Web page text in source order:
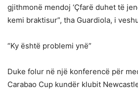
gjithmonë mendoj ‘Çfarë duhet të
kemi braktisur”, tha Guardiola, i
“Ky është problemi ynë”
Duke folur në një konferencë për
Carabao Cup kundër klubit